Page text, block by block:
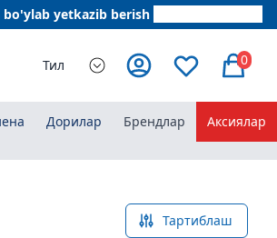
yetkazib berish
Тил 0
Дорилар Брендлар Аксиялар
Тартиблаш